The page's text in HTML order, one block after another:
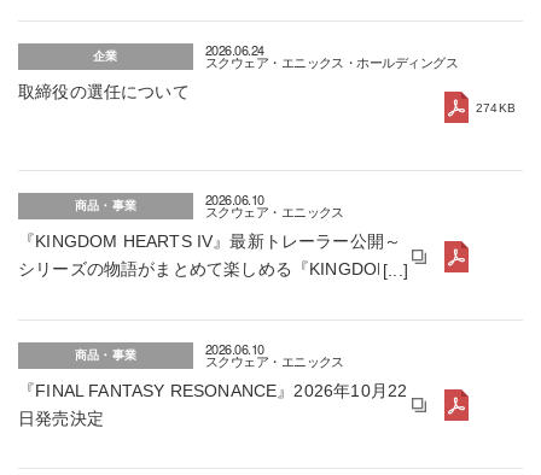
企業 2026.06.24
スクウェア・エニックス・ホールディングス
取締役の選任について
274KB
商品・事業 2026.06.10
スクウェア・エニックス
『KINGDOM HEARTS IV』最新トレーラー公開～
シリーズの物語がまとめて楽しめる『KINGDOM
商品・事業 2026.06.10
スクウェア・エニックス
『FINAL FANTASY RESONANCE』2026年10月22
日発売決定